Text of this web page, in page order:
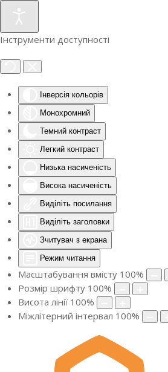
Інструменти доступності
Інверсія кольорів
Монохромний
Темний контраст
Легкий контраст
Низька насиченість
Висока насиченість
Виділіть посилання
Виділіть заголовки
Зчитувач з екрана
Режим читання
Масштабування вмісту 100%
Розмір шрифту 100%
Висота лінії 100%
Міжлітерний інтервал 100%